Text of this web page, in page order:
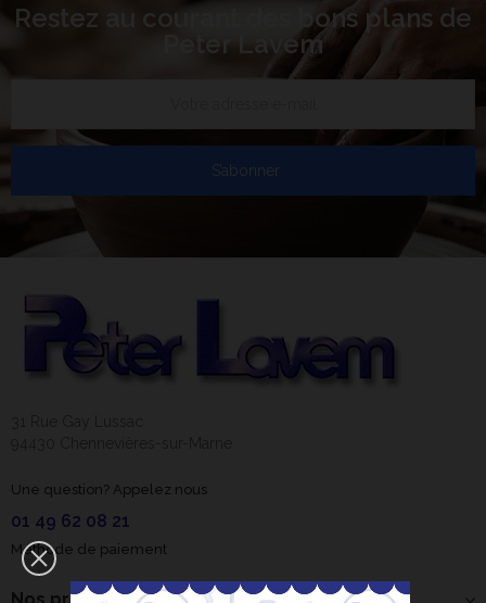
Restez au courant des bons plans de
Peter Lavem
S’abonner
Une question? Appelez nous
01 49 62 08 21
Méthode de paiement